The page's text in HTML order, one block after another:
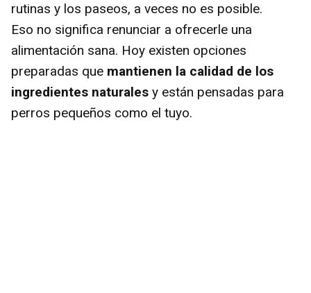
rutinas y los paseos, a veces no es posible.
Eso no significa renunciar a ofrecerle una
alimentación sana. Hoy existen opciones
preparadas que mantienen la calidad de los
ingredientes naturales y están pensadas para
perros pequeños como el tuyo.